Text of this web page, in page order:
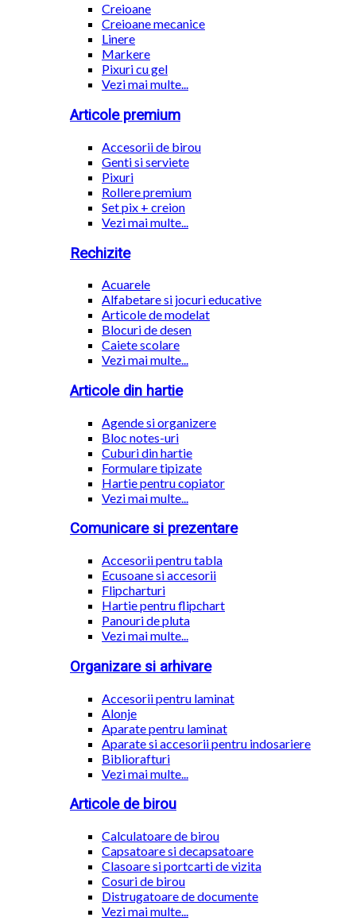
Creioane
Creioane mecanice
Linere
Markere
Pixuri cu gel
Vezi mai multe...
Articole premium
Accesorii de birou
Genti si serviete
Pixuri
Rollere premium
Set pix + creion
Vezi mai multe...
Rechizite
Acuarele
Alfabetare si jocuri educative
Articole de modelat
Blocuri de desen
Caiete scolare
Vezi mai multe...
Articole din hartie
Agende si organizere
Bloc notes-uri
Cuburi din hartie
Formulare tipizate
Hartie pentru copiator
Vezi mai multe...
Comunicare si prezentare
Accesorii pentru tabla
Ecusoane si accesorii
Flipcharturi
Hartie pentru flipchart
Panouri de pluta
Vezi mai multe...
Organizare si arhivare
Accesorii pentru laminat
Alonje
Aparate pentru laminat
Aparate si accesorii pentru indosariere
Bibliorafturi
Vezi mai multe...
Articole de birou
Calculatoare de birou
Capsatoare si decapsatoare
Clasoare si portcarti de vizita
Cosuri de birou
Distrugatoare de documente
Vezi mai multe...